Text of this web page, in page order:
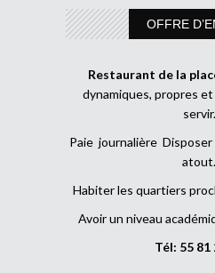
OFFRE
Restaurant de la
dynamiques, propres
servir.
Paie journalière Disposer
atout.
Habiter les quartiers
Avoir un niveau
Tél: 55 81